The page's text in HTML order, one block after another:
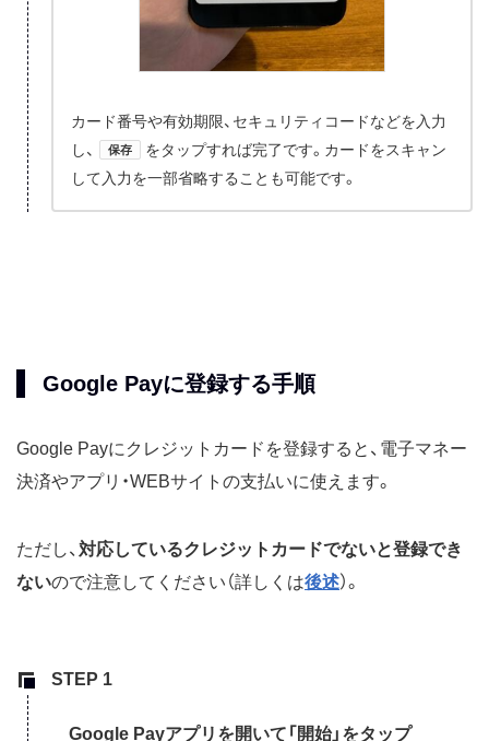
カード番号や有効期限、セキュリティコードなどを入力
し、
保存
をタップすれば完了です。カードをスキャン
して入力を一部省略することも可能です。
Google Payに登録する手順
Google Payにクレジットカードを登録すると、電子マネー
決済やアプリ・WEBサイトの支払いに使えます。
ただし、 対応しているクレジットカードでないと登録でき
ないので注意してください（詳しくは後述）。
Google Payアプリを開いて「開始」をタップ